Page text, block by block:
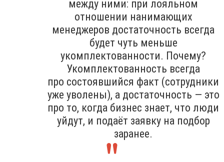
между ними: при лояльном
отношении нанимающих
менеджеров достаточность всегда
будет чуть меньше
укомплектованности. Почему?
Укомплектованность всегда
про состоявшийся факт (сотрудники
уже уволены), а достаточность — это
про то, когда бизнес знает, что люди
уйдут, и подаёт заявку на подбор
заранее.